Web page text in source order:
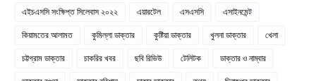
এইচএসসি সংক্ষিপ্ত সিলেবাস ২০২২
এয়ারটেল এসএসসি
এসাইনমেন্ট
কিয়ামতের আলামত
কুমিল্লা ডাক্তার কুষ্টিয়া ডাক্তার খুলনা ডাক্তার
খেলা
চট্টগ্রাম ডাক্তার
চাকরির খবর ছবি রিভিউ টেলিটক
ডাক্তার ও নাম্বার